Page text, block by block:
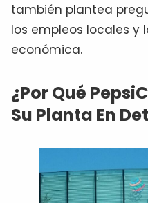
también plantea
los empleos locales y
económica.
¿Por Qué
Su Planta En